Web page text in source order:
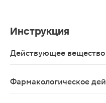
Инструкция
Действующее вещество
Фармакологическое